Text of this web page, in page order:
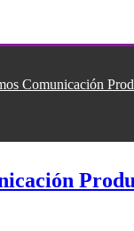
Comunicación